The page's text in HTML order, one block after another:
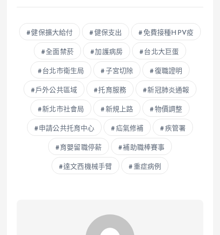
健保擴大給付 健保支出 免費接種HPV疫
全面禁菸 加護病房 台北大巨蛋
台北市衛生局 子宮切除 復職證明
戶外公共區域 托育服務 新冠肺炎通報
新北市社會局 新規上路 物價調整
申請公共托育中心 疝氣修補 疾管署
育嬰留職停薪 補助職棒賽事
達文西機械手臂 重症病例